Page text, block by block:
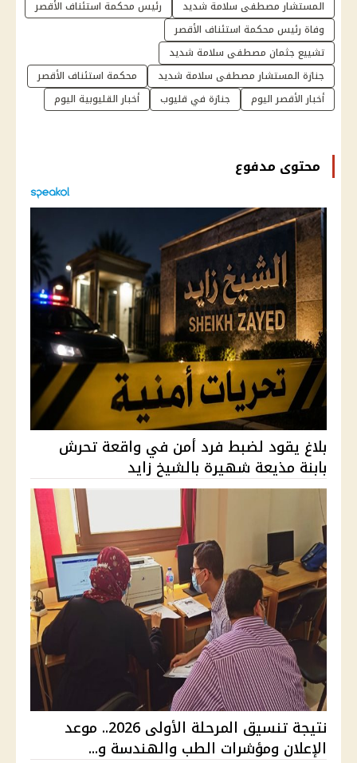
المستشار مصطفى سلامة شديد
رئيس محكمة استئناف الأقصر
وفاة رئيس محكمة استئناف الأقصر
تشييع جثمان مصطفى سلامة شديد
جنازة المستشار مصطفى سلامة شديد
محكمة استئناف الأقصر
أخبار الأقصر اليوم
جنازة في قليوب أخبار القليوبية اليوم
محتوى مدفوع
بلاغ يقود لضبط فرد أمن في واقعة تحرش
بابنة مذيعة شهيرة بالشيخ زايد
نتيجة تنسيق المرحلة الأولى 2026.. موعد
الإعلان ومؤشرات الطب والهندسة و...